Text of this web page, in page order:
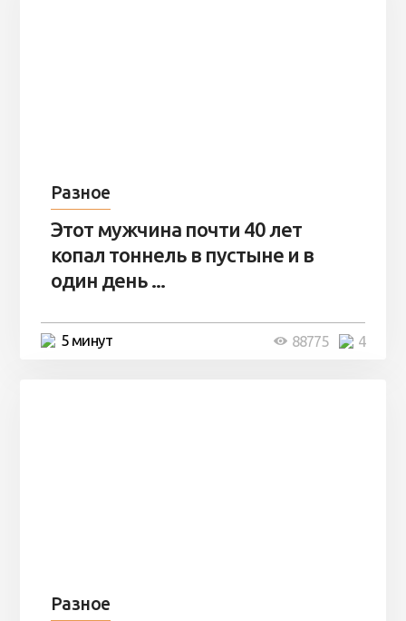
Разное
Этот мужчина почти 40 лет
копал тоннель в пустыне и в
один день ...
5 минут 4
88775
Разное